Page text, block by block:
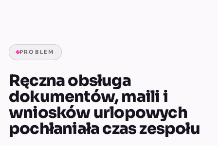
PROBLEM
Ręczna obsługa
dokumentów, maili i
wniosków urlopowych
pochłaniała czas zespołu